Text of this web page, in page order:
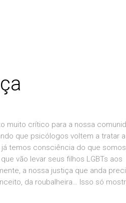
crítico para a nossa
que psicólogos voltem a tratar a
temos consciência do que
vão levar seus filhos LGBTs aos
a nossa justiça que anda
da roubalheira… Isso só